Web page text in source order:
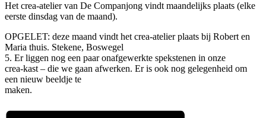
Het crea-atelier van De Companjong vindt maandelijks plaats (elke
eerste dinsdag van de maand).
OPGELET: deze maand vindt het crea-atelier plaats bij Robert en
Maria thuis. Stekene, Boswegel
5. Er liggen nog een paar onafgewerkte spekstenen in onze
crea-kast – die we gaan afwerken. Er is ook nog gelegenheid om
een nieuw beeldje te
maken.